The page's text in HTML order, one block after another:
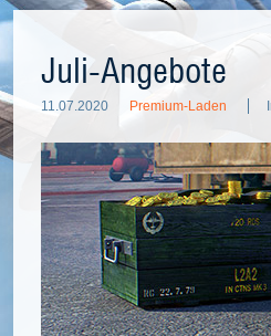
Juli-Angebote
11.07.2020 Premium-Laden